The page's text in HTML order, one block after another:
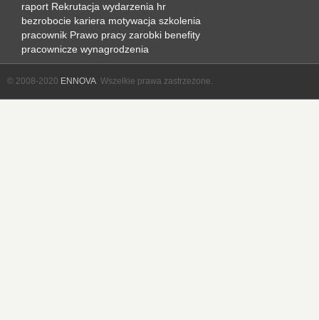
raport Rekrutacja wydarzenia hr
bezrobocie kariera motywacja szkolenia
pracownik Prawo pracy zarobki benefity
pracownicze wynagrodzenia
© 2008-2020 ENNOVA. Wszelkie prawa zastrzeżone.